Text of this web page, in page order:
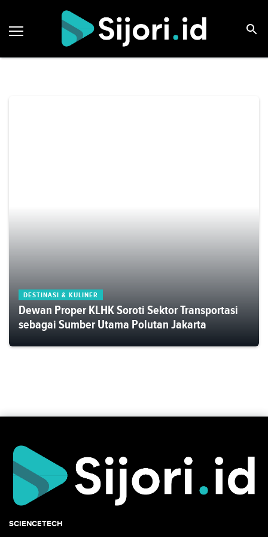
DESTINASI & KULINER
Dewan Proper KLHK Soroti Sektor Transportasi
sebagai Sumber Utama Polutan Jakarta
SCIENCETECH